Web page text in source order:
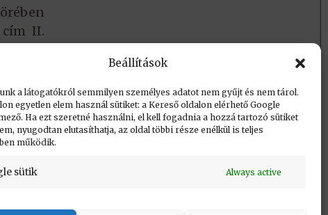
Beállítások
a látogatókról semmilyen személyes adatot nem gyűjt és nem tárol.
egyetlen elem használ sütiket: a Kereső oldalon elérhető Google
Ha ezt szeretné használni, el kell fogadnia a hozzá tartozó sütiket
nyugodtan elutasíthatja, az oldal többi része enélkül is teljes
működik.
sütik Always active
II.